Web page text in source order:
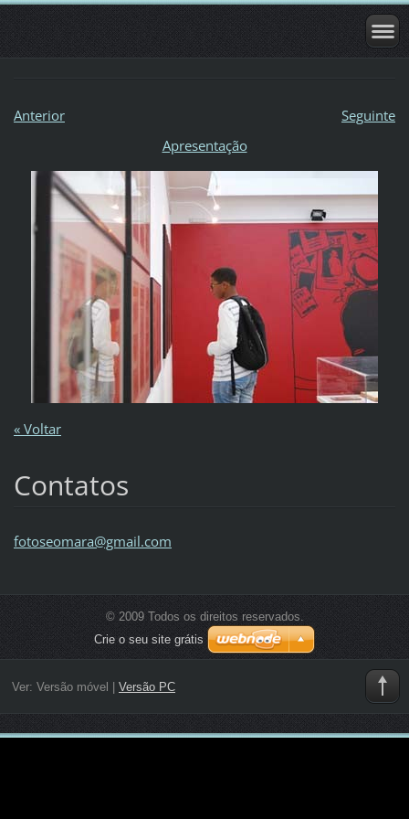
Anterior
Seguinte
Apresentação
« Voltar
Contatos
fotoseomara@gmail.com
© 2009 Todos os direitos reservados.
Crie o seu site grátis
Ver: Versão móvel Versão PC